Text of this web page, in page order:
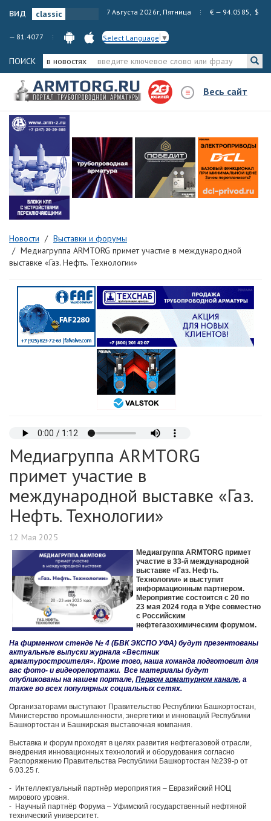
вид 7 Августа 2026г, Пятница € — 94.0585, $
— 81.4077 Select Language ▼
ПОИСК в новостях
Весь сайт
Новости
Выставки и форумы
Медиагруппа ARMTORG примет участие в международной
выставке «Газ. Нефть. Технологии»
Медиагруппа ARMTORG
примет участие в
международной выставке «Газ.
Нефть. Технологии»
12 Мая 2025
Медиагруппа ARMTORG примет
участие в 33-й международной
выставке «Газ. Нефть.
Технологии» и выступит
информационным партнером.
Мероприятие состоится с 20 по
23 мая 2024 года в Уфе совместно
с Российским
нефтегазохимическим форумом.
На фирменном стенде № 4 (БВК ЭКСПО УФА) будут презентованы
актуальные выпуски журнала «Вестник
арматуростроителя». Кроме того, наша команда подготовит для
вас фото- и видеорепортажи. Все материалы будут
опубликованы на нашем портале, Первом арматурном канале, а
также во всех популярных социальных сетях.
Организаторами выступают Правительство Республики Башкортостан,
Министерство промышленности, энергетики и инноваций Республики
Башкортостан и Башкирская выставочная компания.
Выставка и форум проходят в целях развития нефтегазовой отрасли,
внедрения инновационных технологий и оборудования согласно
Распоряжению Правительства Республики Башкортостан №239-р от
6.03.25 г.
- Интеллектуальный партнёр мероприятия – Евразийский НОЦ
мирового уровня.
- Научный партнёр Форума – Уфимский государственный нефтяной
технический университет.